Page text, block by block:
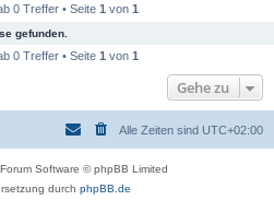
0 Treffer • Seite 1 von 1
gefunden.
0 Treffer • Seite 1 von 1
Gehe zu
Alle Zeiten sind UTC+02:00
Software © phpBB Limited
durch phpBB.de